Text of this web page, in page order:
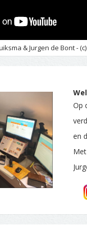
& Jurgen de Bont -
Op
en